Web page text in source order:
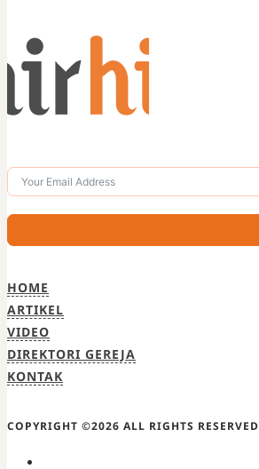
HOME
ARTIKEL
VIDEO
DIREKTORI GEREJA
KONTAK
COPYRIGHT ©2026 ALL RIGHTS RESERVED